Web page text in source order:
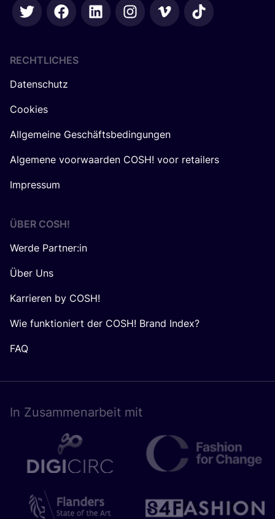
RECHTLICHES
Datenschutz
Cookies
Allgemeine Geschäftsbedingungen
Algemene voorwaarden COSH! voor retailers
Impressum
ÜBER COSH!
Werde Partner:in
Über Uns
Karrieren by COSH!
Wie funktioniert der COSH! Brand Index?
FAQ
In Zusam­men­ar­beit mit